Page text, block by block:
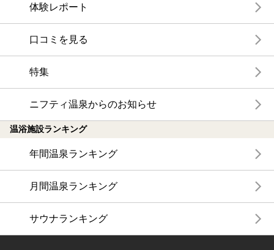
写真は男湯の内湯と洗い場です。
表紙写真が女湯です。
体験レポート
口コミを見る
特集
ニフティ温泉からのお知らせ
温浴施設ランキング
年間温泉ランキング
月間温泉ランキング
サウナランキング